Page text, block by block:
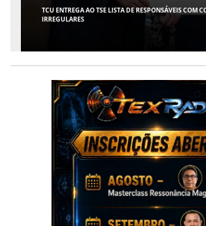
ENTREGA AO TSE LISTA DE RESPONSÁVEIS COM CONTAS JULGADAS